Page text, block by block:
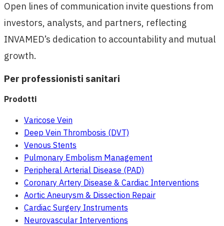
Open lines of communication invite questions from
investors, analysts, and partners, reflecting
INVAMED’s dedication to accountability and mutual
growth.
Per professionisti sanitari
Prodotti
Varicose Vein
Deep Vein Thrombosis (DVT)
Venous Stents
Pulmonary Embolism Management
Peripheral Arterial Disease (PAD)
Coronary Artery Disease & Cardiac Interventions
Aortic Aneurysm & Dissection Repair
Cardiac Surgery Instruments
Neurovascular Interventions